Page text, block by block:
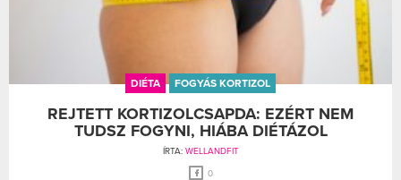
DIÉTA FOGYÁS KORTIZOL
REJTETT KORTIZOLCSAPDA: EZÉRT NEM
TUDSZ FOGYNI, HIÁBA DIÉTÁZOL
ÍRTA: WELLANDFIT
0